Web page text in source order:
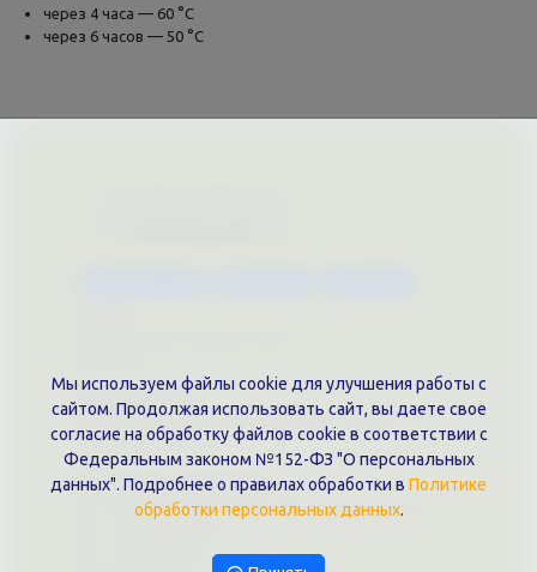
через 4 часа — 60 °С
через 6 часов — 50 °С
Документы
Политика обработки персональных данных
Публичная оферта
Контакты филиала
г. Краснодар, ул. Шоссе Нефтяников, 28, оф. 51
+7 (909)466-00-16
Мы используем файлы cookie для улучшения работы с
сайтом. Продолжая использовать сайт, вы даете свое
согласие на обработку файлов cookie в соответствии с
Федеральным законом №152-ФЗ "О персональных
данных". Подробнее о правилах обработки в Политике
обработки персональных данных.